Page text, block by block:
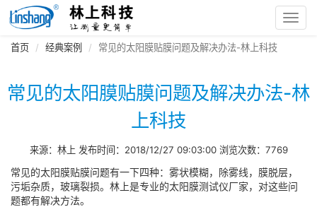
首页 经典案例 常见的太阳膜贴膜问题及解决办法-林上科技
常见的太阳膜贴膜问题及解决办法-林
上科技
来源：林上 发布时间：2018/12/27 09:03:00 浏览次数：7769
常见的太阳膜贴膜问题有一下四种：雾状模糊，除雾线，膜脱层，
污垢杂质，玻璃裂损。林上是专业的太阳膜测试仪厂家，对这些问
题都有解决方法。